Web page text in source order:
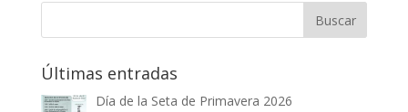
Últimas entradas
Día de la Seta de Primavera 2026